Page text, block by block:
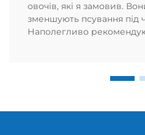
овочів, які я замовив.
зменшують псування під
Наполегливо